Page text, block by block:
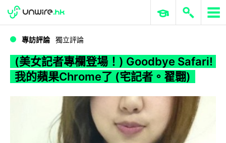
WWDC 2026 ERP 與商業 AI
專訪評論 獨立評論
(美女記者專欄登場！) Goodbye Safari!
我的蘋果Chrome了 (宅記者。翟翾)